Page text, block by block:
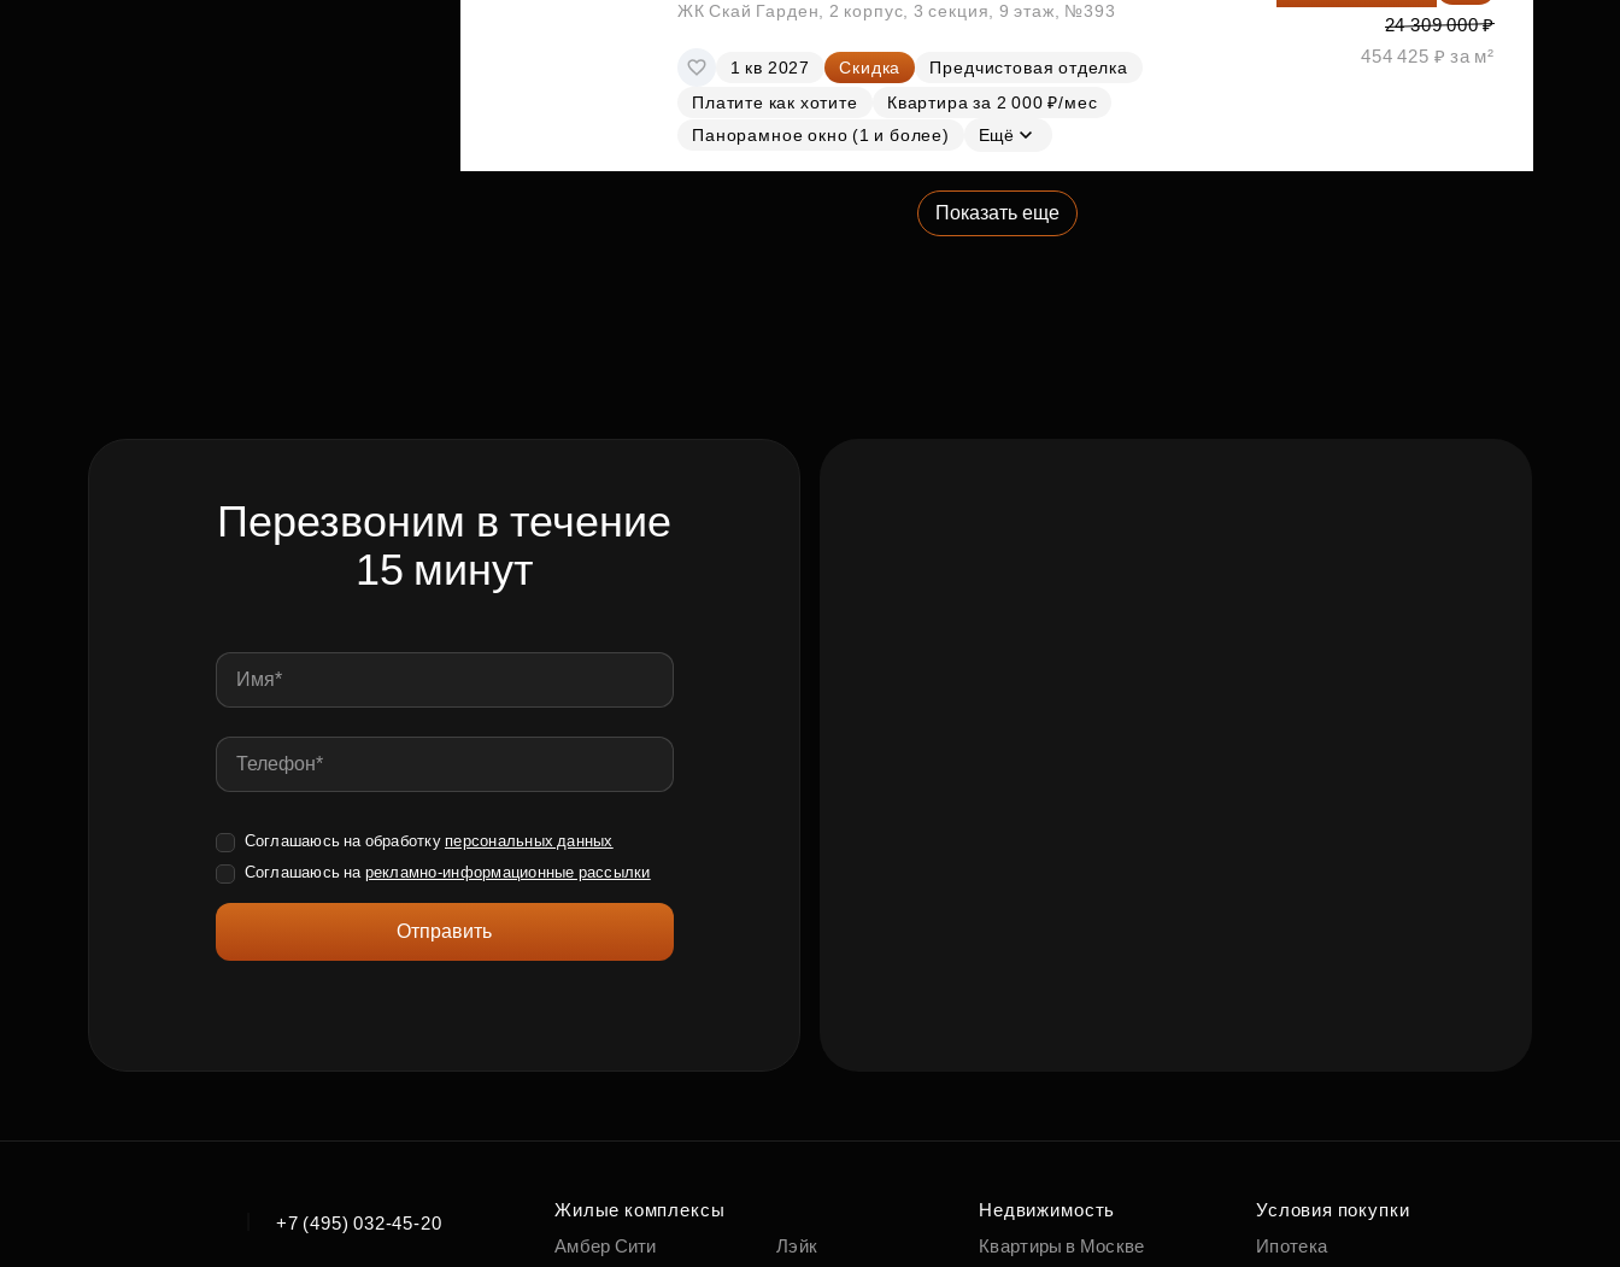
ЖК Скай Гарден, 2 корпус, 3 секция, 9 этаж, №393
1 кв 2027 Скидка
Предчистовая отделка
Платите как хотите
Квартира за 2 000 ₽/мес
Панорамное окно (1 и более)
Ещё
24 309 000 ₽
454 425 ₽ за м²
Показать еще
Перезвоним в течение
15 минут
Соглашаюсь на обработку персональных данных
Соглашаюсь на рекламно-информационные рассылки
Отправить
+7 (495) 032-45-20
Жилые комплексы
Амбер Сити
Лэйк
Недвижимость
Квартиры в Москве
Условия покупки
Ипотека